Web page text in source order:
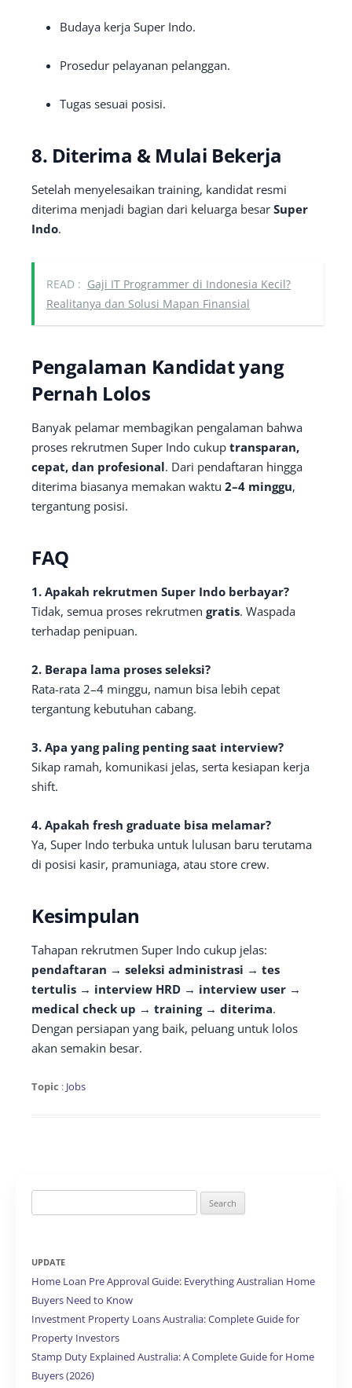
Budaya kerja Super Indo.
Prosedur pelayanan pelanggan.
Tugas sesuai posisi.
8. Diterima & Mulai Bekerja
Setelah menyelesaikan training, kandidat resmi
diterima menjadi bagian dari keluarga besar Super
Indo.
READ : Gaji IT Programmer di Indonesia Kecil?
Realitanya dan Solusi Mapan Finansial
Pengalaman Kandidat yang
Pernah Lolos
Banyak pelamar membagikan pengalaman bahwa
proses rekrutmen Super Indo cukup transparan,
cepat, dan profesional. Dari pendaftaran hingga
diterima biasanya memakan waktu 2–4 minggu,
tergantung posisi.
FAQ
1. Apakah rekrutmen Super Indo berbayar?
Tidak, semua proses rekrutmen gratis. Waspada
terhadap penipuan.
2. Berapa lama proses seleksi?
Rata-rata 2–4 minggu, namun bisa lebih cepat
tergantung kebutuhan cabang.
3. Apa yang paling penting saat interview?
Sikap ramah, komunikasi jelas, serta kesiapan kerja
shift.
4. Apakah fresh graduate bisa melamar?
Ya, Super Indo terbuka untuk lulusan baru terutama
di posisi kasir, pramuniaga, atau store crew.
Kesimpulan
Tahapan rekrutmen Super Indo cukup jelas:
pendaftaran → seleksi administrasi → tes
tertulis → interview HRD → interview user →
medical check up → training → diterima.
Dengan persiapan yang baik, peluang untuk lolos
akan semakin besar.
Topic : Jobs
for:
UPDATE
Home Loan Pre Approval Guide: Everything Australian Home
Buyers Need to Know
Investment Property Loans Australia: Complete Guide for
Property Investors
Stamp Duty Explained Australia: A Complete Guide for Home
Buyers (2026)